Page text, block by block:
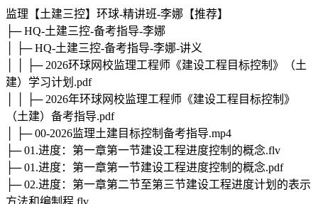
监理【土建三控】环球-精讲班-李娜【推荐】
├─ HQ-土建三控-备考指导-李娜
│ ├─ HQ-土建三控-备考指导-李娜-讲义
│ │ ├─ 2026环球网校监理工程师《建设工程目标控制》（土
建）学习计划.pdf
│ │ ├─ 2026年环球网校监理工程师《建设工程目标控制》
（土建）备考指导.pdf
│ ├─ 00-2026监理土建目标控制备考指导.mp4
├─ 01.进度：第一章第一节建设工程进度控制的概念.flv
├─ 01.进度：第一章第一节建设工程进度控制的概念.pdf
├─ 02.进度：第一章第二节至第三节建设工程进度计划的表示